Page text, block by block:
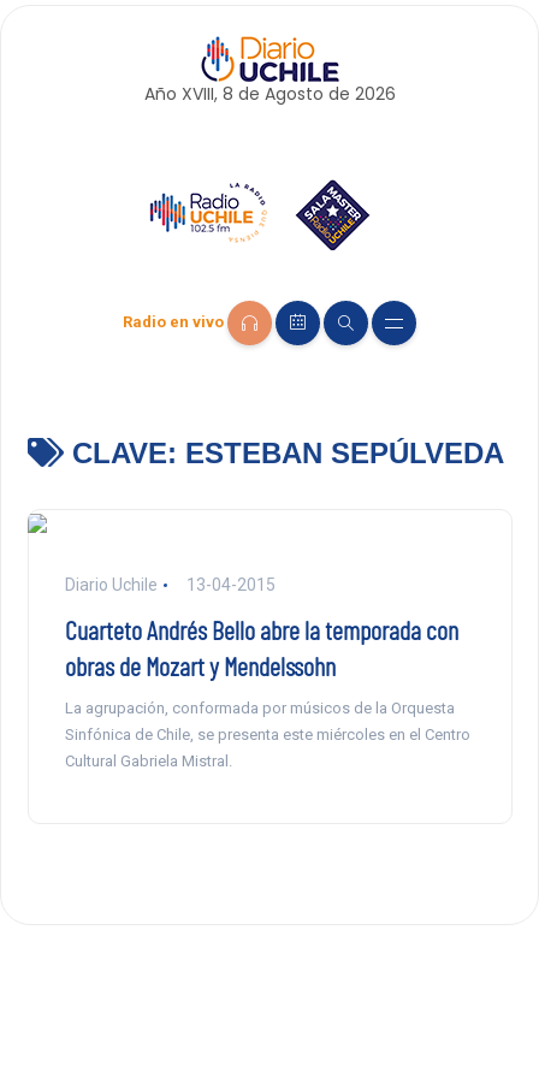
Año XVIII, 8 de Agosto de 2026
Radio en vivo
CLAVE: ESTEBAN SEPÚLVEDA
Diario Uchile 13-04-2015
Cuarteto Andrés Bello abre la temporada con
obras de Mozart y Mendelssohn
La agrupación, conformada por músicos de la Orquesta
Sinfónica de Chile, se presenta este miércoles en el Centro
Cultural Gabriela Mistral.